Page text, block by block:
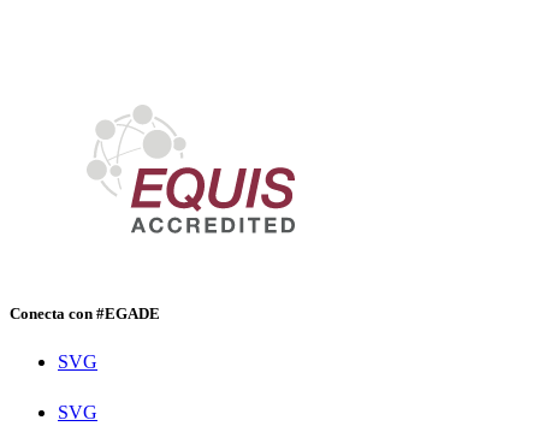
Conecta con #EGADE
SVG
SVG